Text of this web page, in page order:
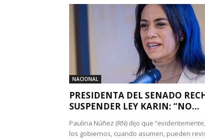
NACIONAL
PRESIDENTA DEL SENADO
SUSPENDER LEY KARIN: “NO...
Paulina Núñez (RN) dijo que
los gobiernos, cuando asumen, pueden